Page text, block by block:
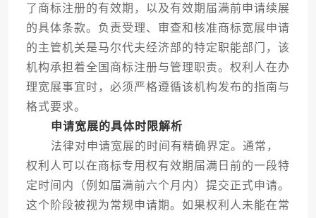
了商标注册的有效期，以及有效期届满前申请续展
的具体条款。负责受理、审查和核准商标宽展申请
的主管机关是马尔代夫经济部的特定职能部门，该
机构承担着全国商标注册与管理职责。权利人在办
理宽展事宜时，必须严格遵循该机构发布的指南与
格式要求。
申请宽展的具体时限解析
法律对申请宽展的时间有精确界定。通常，
权利人可以在商标专用权有效期届满日前的一段特
定时间内（例如届满前六个月内）提交正式申请。
这个阶段被视为常规申请期。如果权利人未能在常